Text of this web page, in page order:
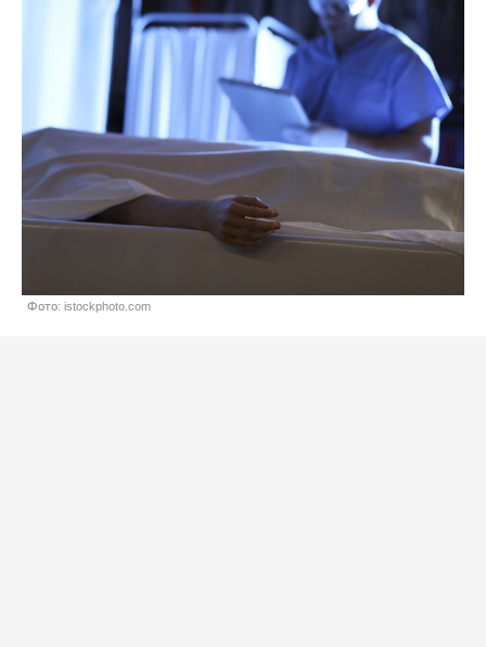
Фото: istockphoto.com